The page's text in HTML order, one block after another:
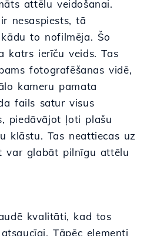
attēlu veidošanai.
nesaspiests, tā
to nofilmēja. Šo
katrs ierīču veids. Tas
fotografēšanas vidē,
kameru pamata
fails satur visus
piedāvājot ļoti plašu
klāstu. Tas neattiecas uz
var glabāt pilnīgu attēlu
kvalitāti, kad tos
Tāpēc elementi